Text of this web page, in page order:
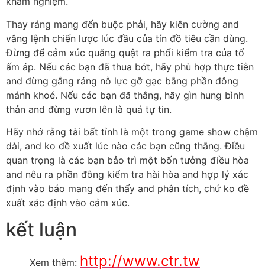
Thay ráng mang đến buộc phải, hãy kiên cường and
vâng lệnh chiến lược lúc đầu của tín đồ tiêu cần dùng.
Đừng để cảm xúc quăng quật ra phối kiểm tra của tổ
ấm áp. Nếu các bạn đã thua bớt, hãy phù hợp thực tiễn
and đừng gắng ráng nỗ lực gỡ gạc bằng phần đông
mánh khoé. Nếu các bạn đã thắng, hãy gìn hung bình
thản and đừng vươn lên là quá tự tin.
Hãy nhớ rằng tài bất tỉnh là một trong game show chậm
dài, and ko đề xuất lúc nào các bạn cũng thắng. Điều
quan trọng là các bạn bảo trì một bốn tưởng điều hòa
and nêu ra phần đông kiểm tra hài hòa and hợp lý xác
định vào báo mang đến thấy and phân tích, chứ ko đề
xuất xác định vào cảm xúc.
kết luận
Xem thêm: http://www.ctr.tw